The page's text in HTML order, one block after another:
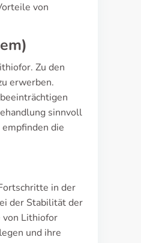
von
Zu den
erwerben.
sinnvoll
die
in der
der Stabilität der
von Lithiofor
und ihre